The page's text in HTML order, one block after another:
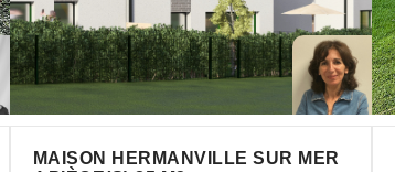
MAISON HERMANVILLE SUR MER